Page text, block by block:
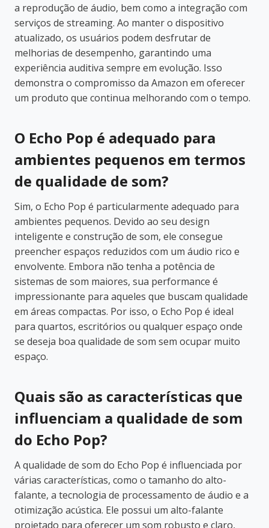
a reprodução de áudio, bem como a integração com
serviços de streaming. Ao manter o dispositivo
atualizado, os usuários podem desfrutar de
melhorias de desempenho, garantindo uma
experiência auditiva sempre em evolução. Isso
demonstra o compromisso da Amazon em oferecer
um produto que continua melhorando com o tempo.
O Echo Pop é adequado para
ambientes pequenos em termos
de qualidade de som?
Sim, o Echo Pop é particularmente adequado para
ambientes pequenos. Devido ao seu design
inteligente e construção de som, ele consegue
preencher espaços reduzidos com um áudio rico e
envolvente. Embora não tenha a potência de
sistemas de som maiores, sua performance é
impressionante para aqueles que buscam qualidade
em áreas compactas. Por isso, o Echo Pop é ideal
para quartos, escritórios ou qualquer espaço onde
se deseja boa qualidade de som sem ocupar muito
espaço.
Quais são as características que
influenciam a qualidade de som
do Echo Pop?
A qualidade de som do Echo Pop é influenciada por
várias características, como o tamanho do alto-
falante, a tecnologia de processamento de áudio e a
otimização acústica. Ele possui um alto-falante
projetado para oferecer um som robusto e claro,